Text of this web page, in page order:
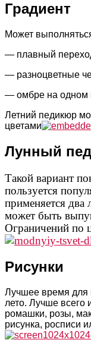
Градиент
Может
— плавный
— разноцветные
— омбре на одном
Летний педикюр
цветами
Лунный
Такой вариант
пользуется
применяется
может быть
Ограничений по
Рисунки
Лучшее время для
лето. Лучше всего
ромашки, розы,
рисунка, росписи